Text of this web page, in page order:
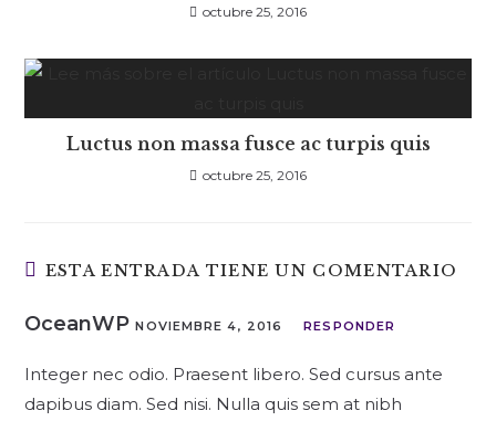
octubre 25, 2016
Luctus non massa fusce ac turpis quis
octubre 25, 2016
ESTA ENTRADA TIENE UN COMENTARIO
OceanWPNOVIEMBRE 4, 2016 RESPONDER
Integer nec odio. Praesent libero. Sed cursus ante
dapibus diam. Sed nisi. Nulla quis sem at nibh